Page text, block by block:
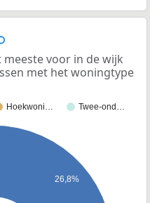
voor in de wijk
met het woningtype
Hoekwoni…
Twee-ond…
26,8%